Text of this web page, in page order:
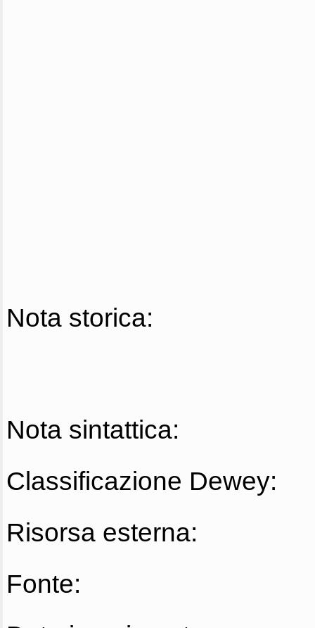
Nota storica:
Nota sintattica:
Classificazione Dewey:
Risorsa esterna:
Fonte: